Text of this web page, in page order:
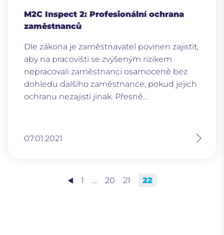
M2C Inspect 2: Profesionální ochrana
zaměstnanců
Dle zákona je zaměstnavatel povinen zajistit,
aby na pracovišti se zvýšeným rizikem
nepracovali zaměstnanci osamoceně bez
dohledu dalšího zaměstnance, pokud jejich
ochranu nezajistí jinak. Přesně…
07.01.2021
1 … 20 21 22